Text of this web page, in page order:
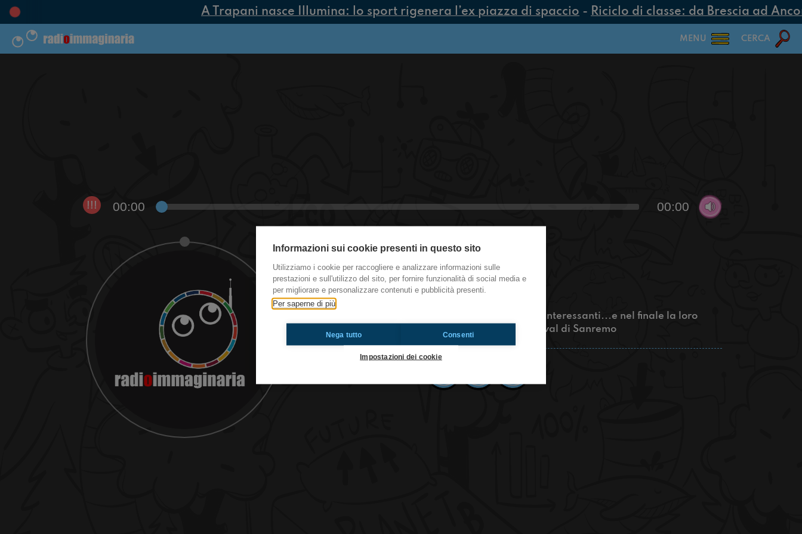
A Trapani nasce Illumina: lo sport rigenera l’ex piazza di spaccio-Riciclo di classe: da Brescia ad
MENU CERCA
!!! 00:00 00:00
Modà
Un'intervista molto interessante e piena di notizie interessanti...e nel finale la loro
canzone che è arrivata sul podio nel 63esimo Festival di Sanremo
Informazioni sui cookie presenti in questo sito
Utilizziamo i cookie per raccogliere e analizzare informazioni sulle
prestazioni e sull'utilizzo del sito, per fornire funzionalità di social media e
per migliorare e personalizzare contenuti e pubblicità presenti.
Per saperne di più
Nega tutto Consenti
Impostazioni dei cookie